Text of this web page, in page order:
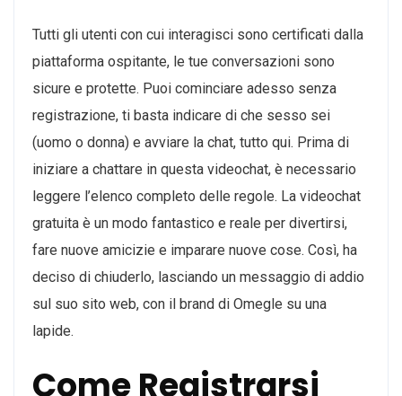
Tutti gli utenti con cui interagisci sono certificati dalla
piattaforma ospitante, le tue conversazioni sono
sicure e protette. Puoi cominciare adesso senza
registrazione, ti basta indicare di che sesso sei
(uomo o donna) e avviare la chat, tutto qui. Prima di
iniziare a chattare in questa videochat, è necessario
leggere l’elenco completo delle regole. La videochat
gratuita è un modo fantastico e reale per divertirsi,
fare nuove amicizie e imparare nuove cose. Così, ha
deciso di chiuderlo, lasciando un messaggio di addio
sul suo sito web, con il brand di Omegle su una
lapide.
Come Registrarsi